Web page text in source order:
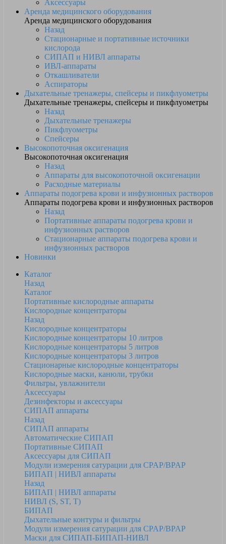
Аксессуары
Аренда медицинского оборудования
Аренда медицинского оборудования
Назад
Стационарные и портативные источники
кислорода
СИПАП и НИВЛ аппараты
ИВЛ-аппараты
Откашливатели
Аспираторы
Дыхательные тренажеры, спейсеры и пикфлуометры
Дыхательные тренажеры, спейсеры и пикфлуометры
Назад
Дыхательные тренажеры
Пикфлуометры
Спейсеры
Высокопоточная оксигенация
Высокопоточная оксигенация
Назад
Аппараты для высокопоточной оксигенации
Расходные материалы
Аппараты подогрева крови и инфузионных растворов
Аппараты подогрева крови и инфузионных растворов
Назад
Портативные аппараты подогрева крови и
инфузионных растворов
Стационарные аппараты подогрева крови и
инфузионных растворов
Новинки
Каталог
Назад
Каталог
Портативные кислородные аппараты
Кислородные концентраторы
Назад
Кислородные концентраторы
Кислородные концентраторы 10 литров
Кислородные концентраторы 5 литров
Кислородные концентраторы 3 литров
Стационарные кислородные концентраторы
Кислородные маски, канюли, трубки
Фильтры, увлажнители
Аксессуары
Дезинфекторы и аксессуары
СИПАП аппараты
Назад
СИПАП аппараты
Автоматические СИПАП
Портативные СИПАП
Аксессуары для СИПАП
Модули измерения сатурации для CPAP/BPAP
БИПАП | НИВЛ аппараты
Назад
БИПАП | НИВЛ аппараты
НИВЛ (S, ST, T)
БИПАП
Дыхательные контуры и фильтры
Модули измерения сатурации для CPAP/BPAP
Маски для СИПАП-БИПАП-НИВЛ